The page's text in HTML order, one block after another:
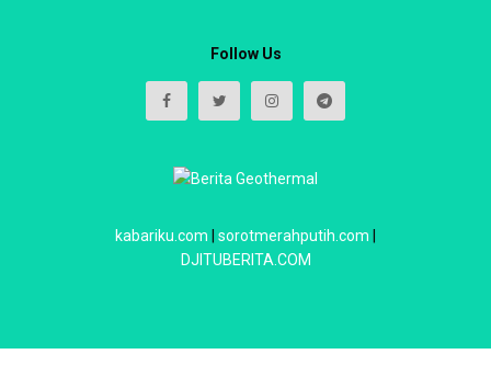
Follow Us
kabariku.com | sorotmerahputih.com |
DJITUBERITA.COM